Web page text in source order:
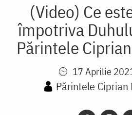
(Video) Ce
împotriva
Părintele
17 Aprilie
Părintele Ciprian